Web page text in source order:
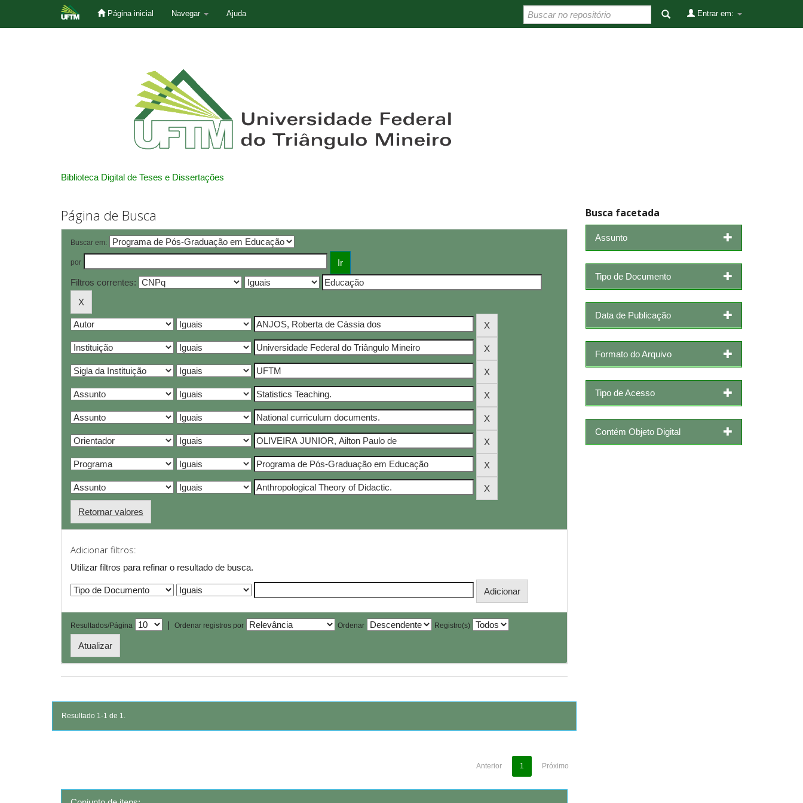
Página inicial Navegar Ajuda Entrar em:
Biblioteca Digital de Teses e Dissertações
Página de Busca
Buscar em:
por
Filtros correntes:
Retornar valores
Adicionar filtros:
Utilizar filtros para refinar o resultado de busca.
Resultados/Página | Ordenar registros por Ordenar Registro(s)
Resultado 1-1 de 1.
Anterior 1 Próximo
Busca facetada
Assunto
Tipo de Documento
Data de Publicação
Formato do Arquivo
Tipo de Acesso
Contém Objeto Digital